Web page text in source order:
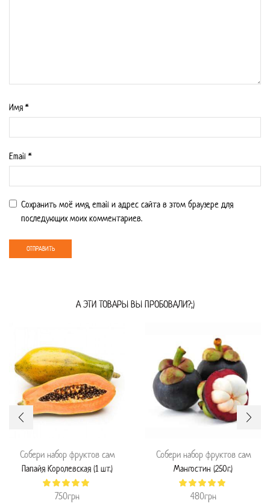
Имя *
Email *
Сохранить моё имя, email и адрес сайта в этом браузере для
последующих моих комментариев.
А ЭТИ ТОВАРЫ ВЫ ПРОБОВАЛИ?;)
Собери набор фруктов сам
Папайя Королевская (1 шт.)
750грн
Собери набор фруктов сам
Мангостин (250г.)
480грн